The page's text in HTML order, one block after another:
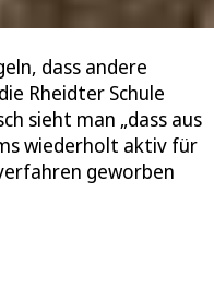
dass andere
Rheidter Schule
sieht man „dass aus
wiederholt aktiv für
geworben